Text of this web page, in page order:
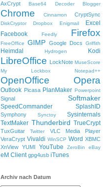
AxCrypt Base64 Decoder Blogger
Chrome Cinnamon CryptSync
DiskCryptor Dropbox Enigmail
Excel
Facebook
Feedly Firefox
FreeOffice GIMP Google Docs Griffith
Heimdal Hydrogen Kodi
LibreOffice LockNote MuseScore
My Lockbox
Notepad++
OpenOffice Opera
Outlook Picasa PlanMaker Powerpoint
Signal Softmaker
SpeedCommander SplashID
Symphony Synctoy
Sysinternals
TextMaker Thunderbird TrueCrypt
TuxGuitar Twitter
VLC Media Player
VeraCrypt Vivaldi WinSCP Word XBMC
XnView YUMI YouTube ZeroBin eBay
eM Client gpg4usb iTunes
Archiv nach Datum